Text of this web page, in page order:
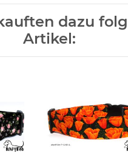
dazu
Artikel: